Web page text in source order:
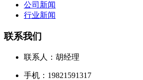
公司新闻
行业新闻
联系我们
联系人：胡经理
手机：19821591317